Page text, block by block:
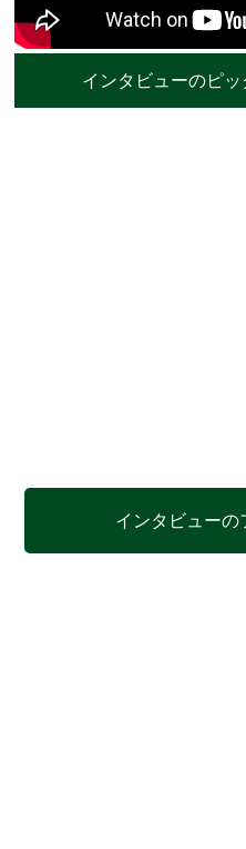
インタビューのピ
インタビューの